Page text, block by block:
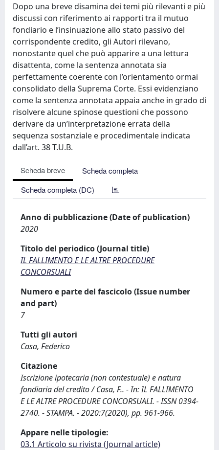
Dopo una breve disamina dei temi più rilevanti e più
discussi con riferimento ai rapporti tra il mutuo
fondiario e l’insinuazione allo stato passivo del
corrispondente credito, gli Autori rilevano,
nonostante quel che può apparire a una lettura
disattenta, come la sentenza annotata sia
perfettamente coerente con l’orientamento ormai
consolidato della Suprema Corte. Essi evidenziano
come la sentenza annotata appaia anche in grado di
risolvere alcune spinose questioni che possono
derivare da un’interpretazione errata della
sequenza sostanziale e procedimentale indicata
dall’art. 38 T.U.B.
Scheda breve
Scheda completa
Scheda completa (DC)
Anno di pubblicazione (Date of publication)
2020
Titolo del periodico (Journal title)
IL FALLIMENTO E LE ALTRE PROCEDURE
CONCORSUALI
Numero e parte del fascicolo (Issue number
and part)
7
Tutti gli autori
Casa, Federico
Citazione
Iscrizione ipotecaria (non contestuale) e natura
fondiaria del credito / Casa, F.. - In: IL FALLIMENTO
E LE ALTRE PROCEDURE CONCORSUALI. - ISSN 0394-
2740. - STAMPA. - 2020:7(2020), pp. 961-966.
Appare nelle tipologie:
03.1 Articolo su rivista (Journal article)